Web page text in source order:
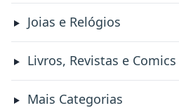
Joias e Relógios
Livros, Revistas e Comics
Mais Categorias